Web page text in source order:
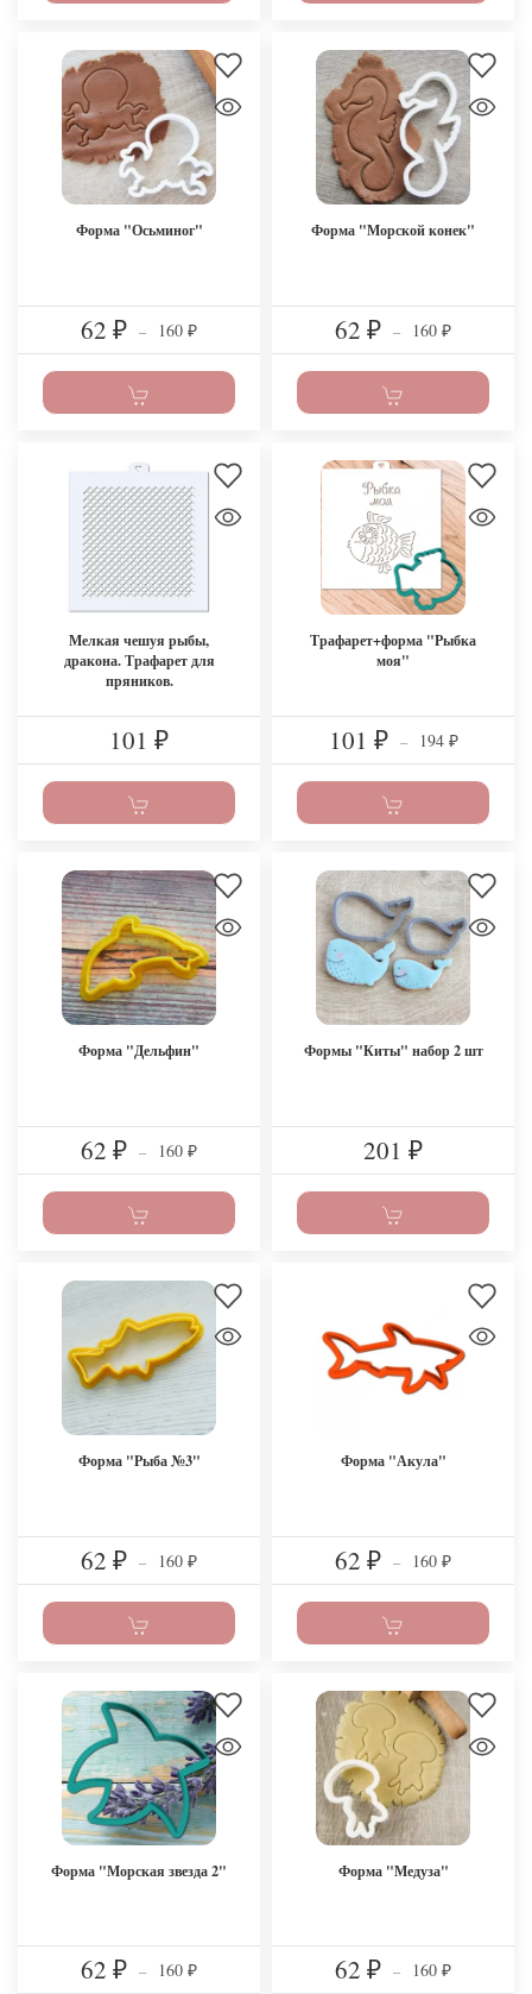
Форма "Осьминог"
62 ₽ – 160 ₽
Форма "Морской конек"
62 ₽ – 160 ₽
Мелкая чешуя рыбы,
дракона. Трафарет для
пряников.
101 ₽
Трафарет+форма "Рыбка
моя"
101 ₽ – 194 ₽
Форма "Дельфин"
62 ₽ – 160 ₽
Формы "Киты" набор 2 шт
201 ₽
Форма "Рыба №3"
62 ₽ – 160 ₽
Форма "Акула"
62 ₽ – 160 ₽
Форма "Морская звезда 2"
62 ₽ – 160 ₽
Форма "Медуза"
62 ₽ – 160 ₽